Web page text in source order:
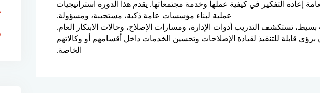
إعادة التفكير في كيفية عملها وخدمة مجتمعاتها. يقدم هذا الدورة استراتيجيات
عملية لبناء مؤسسات عامة ذكية، مستجيبة، ومسؤولة.
تستكشف التدريب أدوات الإدارة، ومسارات الإصلاح، وحالات الابتكار العام.
قابلة للتنفيذ لقيادة الإصلاحات وتحسين الخدمات داخل أقسامهم أو وكالاتهم
الخاصة.